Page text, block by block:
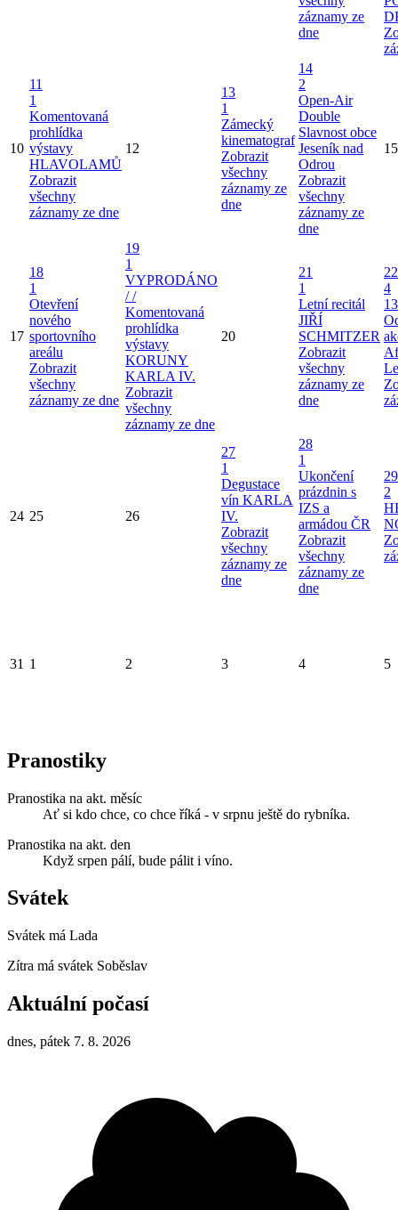
záznamy ze
dne
10
11
1
Komentovaná
prohlídka
výstavy
HLAVOLAMŮ
Zobrazit
všechny
záznamy ze dne
12
13
1
Zámecký
kinematograf
Zobrazit
všechny
záznamy ze
dne
14
2
Open-Air
Double
Slavnost obce
Jeseník nad
Odrou
Zobrazit
všechny
záznamy ze
dne
15
17
18
1
Otevření
nového
sportovního
areálu
Zobrazit
všechny
záznamy ze dne
19
1
VYPRODÁNO
/ /
Komentovaná
prohlídka
výstavy
KORUNY
KARLA IV.
Zobrazit
všechny
záznamy ze dne
20
21
1
Letní recitál
JIŘÍ
SCHMITZER
Zobrazit
všechny
záznamy ze
dne
22
4
24 25 26
27
1
Degustace
vín KARLA
IV.
Zobrazit
všechny
záznamy ze
dne
28
1
Ukončení
prázdnin s
IZS a
armádou ČR
Zobrazit
všechny
záznamy ze
dne
29
2
31 1 2 3 4 5
Pranostiky
Pranostika na akt. měsíc
Ať si kdo chce, co chce říká - v srpnu ještě do rybníka.
Pranostika na akt. den
Když srpen pálí, bude pálit i víno.
Svátek
Svátek má Lada
Zítra má svátek Soběslav
Aktuální počasí
dnes, pátek 7. 8. 2026